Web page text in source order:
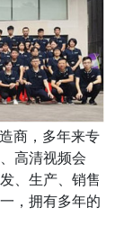
商，多年来专
高清视频会
、生产、销售
，拥有多年的